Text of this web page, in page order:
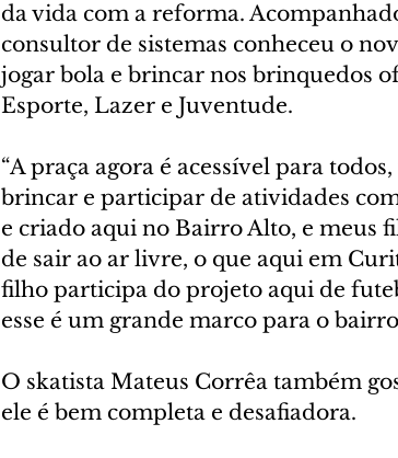
da vida com a reforma.
consultor de sistemas conheceu o
jogar bola e brincar nos brinquedos
Esporte, Lazer e Juventude.
“A praça agora é acessível para
brincar e participar de atividades
e criado aqui no Bairro Alto, e meus
de sair ao ar livre, o que aqui em
filho participa do projeto aqui de
esse é um grande marco para o
O skatista Mateus Corrêa também
ele é bem completa e desafiadora.